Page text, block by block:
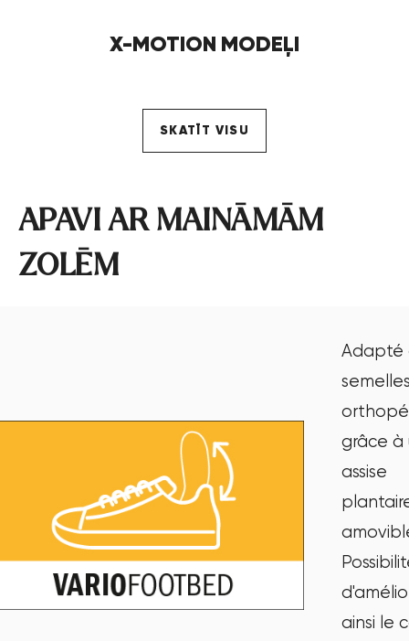
X-MOTION MODEĻI
SKATĪT VISU
APAVI AR MAINĀMĀM
ZOLĒM
Adapté
grâce à
assise
ainsi le